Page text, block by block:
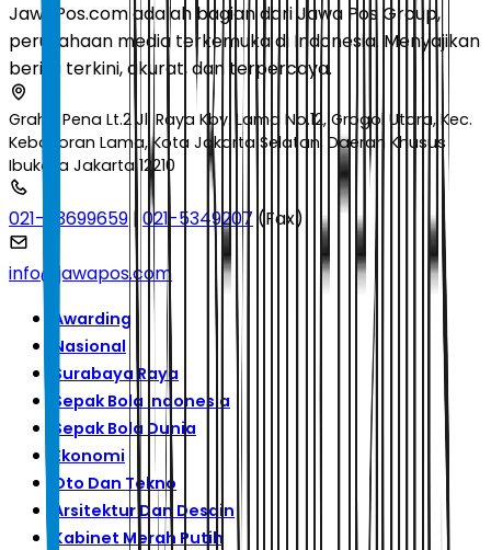
JawaPos.com adalah bagian dari Jawa Pos Group,
perusahaan media terkemuka di Indonesia. Menyajikan
berita terkini, akurat, dan terpercaya.
Graha Pena Lt.2 Jl. Raya Kby. Lama No.12, Grogol Utara, Kec.
Kebayoran Lama, Kota Jakarta Selatan, Daerah Khusus
Ibukota Jakarta 12210
021-53699659 | 021-5349207 (Fax)
info@jawapos.com
Awarding
Nasional
Surabaya Raya
Sepak Bola Indonesia
Sepak Bola Dunia
Ekonomi
Oto Dan Tekno
Arsitektur Dan Desain
Kabinet Merah Putih